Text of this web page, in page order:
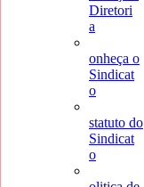
Diretori
a
onheça o
Sindicat
o
statuto do
Sindicat
o